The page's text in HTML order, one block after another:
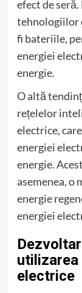
efect de
tehnologiilor
fi bateriile,
energiei
energie.
O altă
rețelelor
electrice,
energiei
energie.
asemenea, o
energie
energiei
utilizarea
electrice